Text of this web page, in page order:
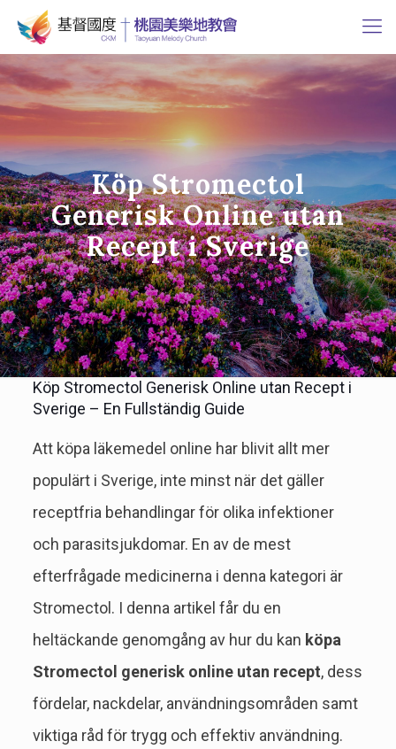
Köp Stromectol
Generisk Online utan
Recept i Sverige
Köp Stromectol Generisk Online utan Recept i
Sverige – En Fullständig Guide
Att köpa läkemedel online har blivit allt mer
populärt i Sverige, inte minst när det gäller
receptfria behandlingar för olika infektioner
och parasitsjukdomar. En av de mest
efterfrågade medicinerna i denna kategori är
Stromectol. I denna artikel får du en
heltäckande genomgång av hur du kan köpa
Stromectol generisk online utan recept, dess
fördelar, nackdelar, användningsområden samt
viktiga råd för trygg och effektiv användning.